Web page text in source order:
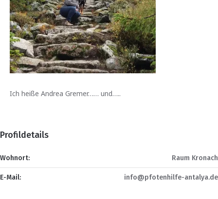
Ich heiße Andrea Gremer…… und…..
Profildetails
Wohnort: Raum Kronach
E-Mail: info@pfotenhilfe-antalya.de